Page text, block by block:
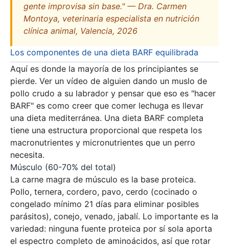
gente improvisa sin base." — Dra. Carmen
Montoya, veterinaria especialista en nutrición
clínica animal, Valencia, 2026
Los componentes de una dieta BARF equilibrada
Aquí es donde la mayoría de los principiantes se
pierde. Ver un vídeo de alguien dando un muslo de
pollo crudo a su labrador y pensar que eso es "hacer
BARF" es como creer que comer lechuga es llevar
una dieta mediterránea. Una dieta BARF completa
tiene una estructura proporcional que respeta los
macronutrientes y micronutrientes que un perro
necesita.
Músculo (60-70% del total)
La carne magra de músculo es la base proteica.
Pollo, ternera, cordero, pavo, cerdo (cocinado o
congelado mínimo 21 días para eliminar posibles
parásitos), conejo, venado, jabalí. Lo importante es la
variedad: ninguna fuente proteica por sí sola aporta
el espectro completo de aminoácidos, así que rotar